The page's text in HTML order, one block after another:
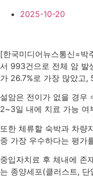
2025-10-20
[한국미디어뉴스통신=
서 993건으로 전체 암 발
가 26.7%로 가장 많았고,
설암은 전이가 없을 경우
2~3일 내에 치료 가능 여
또한 체류할 숙박과 차량
중 가장 우수하다는 평가
중입자치료 후 체내에 존
는 종양세포(클러스트,